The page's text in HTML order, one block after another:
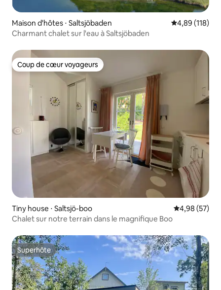
Maison d'hôtes ⋅ Saltsjöbaden Évaluation
4,89 (118)
Charmant chalet sur l'eau à Saltsjöbaden
Coup de cœur voyageurs
Coup de cœur voyageurs
Tiny house ⋅ Saltsjö-boo Évaluation
4,98 (57)
Chalet sur notre terrain dans le magnifique Boo
Superhôte
Superhôte